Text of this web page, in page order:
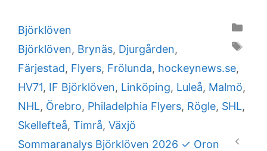
Categories
Björklöven
Tags
Björklöven, Brynäs, Djurgården,
Färjestad, Flyers, Frölunda, hockeynews.se,
HV71, IF Björklöven, Linköping, Luleå, Malmö,
NHL, Örebro, Philadelphia Flyers, Rögle, SHL,
Skellefteå, Timrå, Växjö
Sommaranalys Björklöven 2026 ✓ Oron